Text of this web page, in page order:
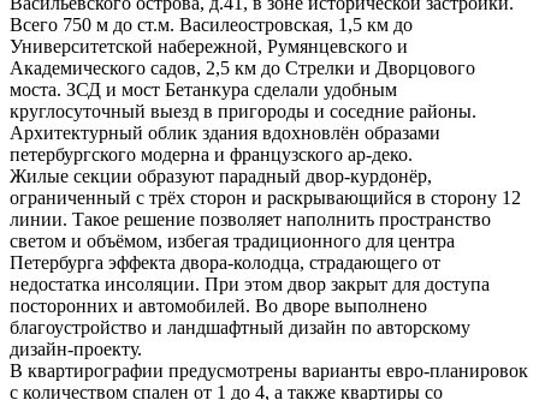
Всего 750 м до ст.м. Василеостровская, 1,5 км до
Университетской набережной, Румянцевского и
Академического садов, 2,5 км до Стрелки и Дворцового
моста. ЗСД и мост Бетанкура сделали удобным
круглосуточный выезд в пригороды и соседние районы.
Архитектурный облик здания вдохновлён образами
петербургского модерна и французского ар-деко.
Жилые секции образуют парадный двор-курдонёр,
ограниченный с трёх сторон и раскрывающийся в сторону 12
линии. Такое решение позволяет наполнить пространство
светом и объёмом, избегая традиционного для центра
Петербурга эффекта двора-колодца, страдающего от
недостатка инсоляции. При этом двор закрыт для доступа
посторонних и автомобилей. Во дворе выполнено
благоустройство и ландшафтный дизайн по авторскому
дизайн-проекту.
В квартирографии предусмотрены варианты евро-планировок
с количеством спален от 1 до 4, а также квартиры со